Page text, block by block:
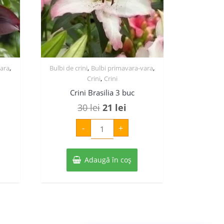
, Bulbi de crini, Bulbi primavara-vara,
Crini, Crini
Crini Brasilia 3 buc
30lei Prețul
inițial
a
fost:
30 lei.
21 lei
curent
este:
21 lei.
-
Cantitate
Crini
Brasilia
buc
+
Adaugă în coș